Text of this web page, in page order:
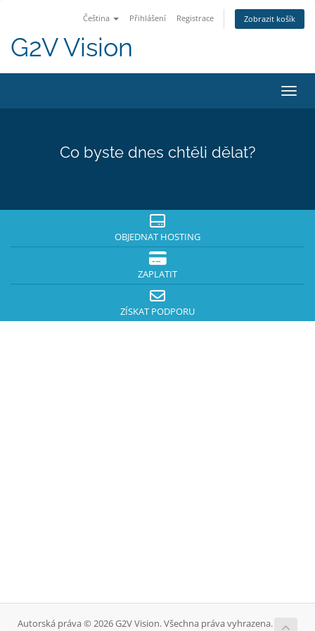
Čeština Přihlášení Registrace Zobrazit košík
G2V Vision
Co byste dnes chtěli dělat?
OBJEDNAT HOSTING
ZAPLATIT
ZÍSKAT PODPORU
Autorská práva © 2026 G2V Vision. Všechna práva vyhrazena.